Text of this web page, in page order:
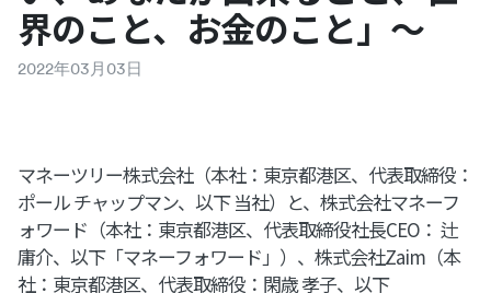
界のこと、お金のこと」〜
2022年03月 03日
マネーツリー株式会社（本社：東京都港区、代表取締役：
ポール チャップマン、以下 当社）と、株式会社マネーフ
ォワード（本社：東京都港区、代表取締役社長CEO： 辻
庸介、以下「マネーフォワード」）、株式会社Zaim（本
社：東京都港区、代表取締役：閑歳 孝子、以下